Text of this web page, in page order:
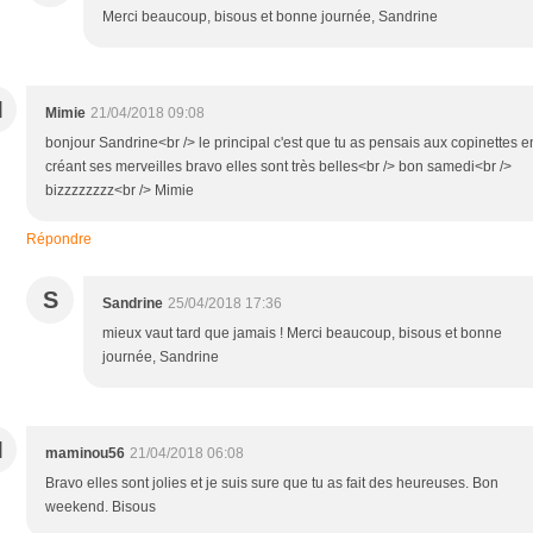
Merci beaucoup, bisous et bonne journée, Sandrine
Mimie 21/04/2018 09:08
bonjour Sandrine<br /> le principal c'est que tu as pensais aux copinettes
créant ses merveilles bravo elles sont très belles<br /> bon samedi<br />
bizzzzzzzz<br /> Mimie
Répondre
S Sandrine 25/04/2018 17:36
mieux vaut tard que jamais ! Merci beaucoup, bisous et bonne
journée, Sandrine
maminou56 21/04/2018 06:08
Bravo elles sont jolies et je suis sure que tu as fait des heureuses. Bon
weekend. Bisous